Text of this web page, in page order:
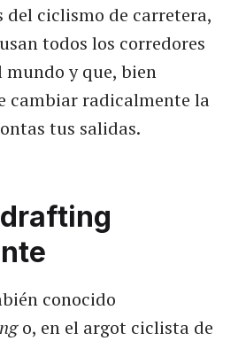
ciclismo de carretera,
todos los corredores
mundo y que, bien
cambiar radicalmente la
tus salidas.
conocido
o, en el argot ciclista de